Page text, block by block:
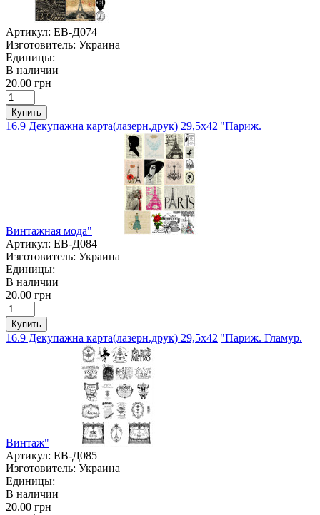
Артикул: ЕВ-Д074
Изготовитель: Украина
Единицы:
В наличии
20.00 грн
Купить
16.9 Декупажна карта(лазерн.друк) 29,5х42|"Париж.
Винтажная мода"
Артикул: ЕВ-Д084
Изготовитель: Украина
Единицы:
В наличии
20.00 грн
Купить
16.9 Декупажна карта(лазерн.друк) 29,5х42|"Париж. Гламур.
Винтаж"
Артикул: ЕВ-Д085
Изготовитель: Украина
Единицы:
В наличии
20.00 грн